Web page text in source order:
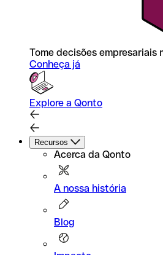
Tome decisões empresariais
Conheça já
Explore a Qonto
Recursos
Acerca da Qonto
A nossa história
Blog